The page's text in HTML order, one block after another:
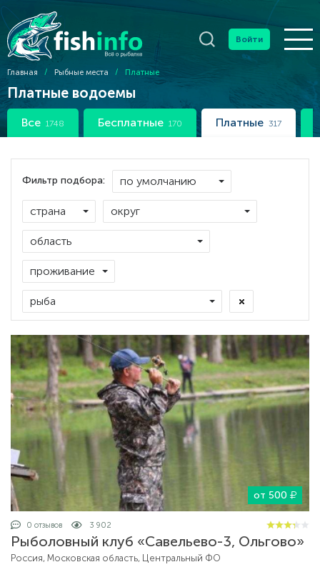
Войти
Главная / Рыбные места / Платные
Платные водоемы
Все 1748 Бесплатные 170 Платные 317
Фильтр подбора:
от 500
0 отзывов 3 902
Рыболовный клуб «Савельево-3, Ольгово»
Россия, Московская область, Центральный ФО